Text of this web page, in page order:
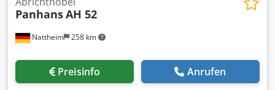
Nattheim 258 km
PanhansAH 52
Preisinfo Anrufen